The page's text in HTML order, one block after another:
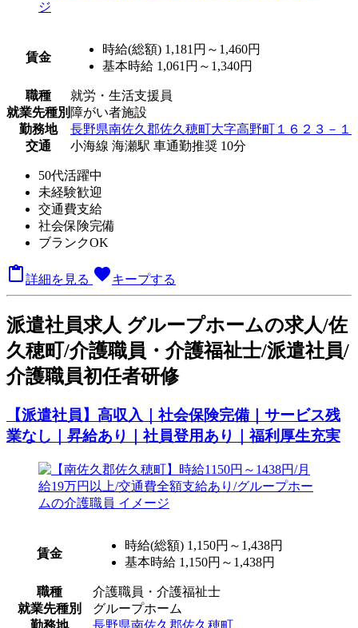
賃金
時給(総額) 1,181円～1,460円
基本時給 1,061円～1,340円
職種
就労・生活支援員
就業先種別 障がい者施設
勤務地
長野県南佐久郡佐久穂町大字高野町１６２３－１
交通
小海線 海瀬駅 車通勤推奨 10分
50代活躍中
未経験歓迎
交通費支給
社会保険完備
ブランクOK
 詳細を見る favoriteキープする
派遣社員求人 グループホームの求人/佐
久穂町/介護職員・介護福祉士/派遣社員/
介護職員初任者研修
【派遣社員】高収入｜社会保険完備｜サービス残
業なし｜昇給あり｜社員登用あり｜福利厚生充実
賃金
時給(総額) 1,150円～1,438円
基本時給 1,150円～1,438円
職種
介護職員・介護福祉士
就業先種別
グループホーム
勤務地
長野県南佐久郡佐久穂町